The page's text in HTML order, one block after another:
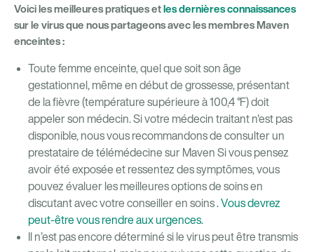
Voici les meilleures pratiques etles dernières connaissances
sur le virus que nous partageons avec les membres Maven
enceintes :
Toute femme enceinte, quel que soit son âge
gestationnel, même en début de grossesse, présentant
de la fièvre (température supérieure à 100,4 °F) doit
appeler son médecin. Si votre médecin traitant n'est pas
disponible, nous vous recommandons de consulter un
prestataire de télémédecine sur Maven Si vous pensez
avoir été exposée et ressentez des symptômes, vous
pouvez évaluer les meilleures options de soins en
discutant avec votre conseiller en soins. Vous devrez
peut-être vous rendre aux urgences.
Il n’est pas encore déterminé si le virus peut être transmis